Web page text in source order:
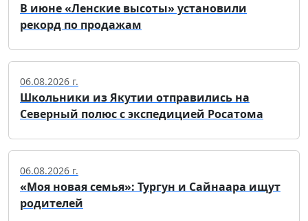
В июне «Ленские высоты» установили
рекорд по продажам
06.08.2026 г.
Школьники из Якутии отправились на
Северный полюс с экспедицией Росатома
06.08.2026 г.
«Моя новая семья»: Тургун и Сайнаара ищут
родителей